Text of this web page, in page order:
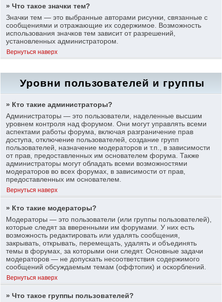
» Что такое значки тем?
Значки тем — это выбранные авторами рисунки, связанные с
сообщениями и отражающие их содержимое. Возможность
использования значков тем зависит от разрешений,
установленных администратором.
Вернуться наверх
Уровни пользователей и группы
» Кто такие администраторы?
Администраторы — это пользователи, наделенные высшим
уровнем контроля над форумом. Они могут управлять всеми
аспектами работы форума, включая разграничение прав
доступа, отключение пользователей, создание групп
пользователей, назначение модераторов и т.п., в зависимости
от прав, предоставленных им основателем форума. Также
администраторы могут обладать всеми возможностями
модераторов во всех форумах, в зависимости от прав,
предоставленных им основателем.
Вернуться наверх
» Кто такие модераторы?
Модераторы — это пользователи (или группы пользователей),
которые следят за вверенными им форумами. У них есть
возможность редактировать или удалять сообщения,
закрывать, открывать, перемещать, удалять и объединять
темы в форумах, за которыми они следят. Основные задачи
модераторов — не допускать несоответствия содержимого
сообщений обсуждаемым темам (оффтопик) и оскорблений.
Вернуться наверх
» Что такое группы пользователей?